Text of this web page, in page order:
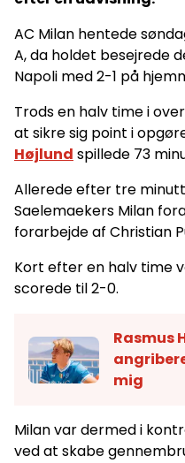
AC Milan hentede
A, da holdet besejrede
Napoli med 2-1 på
Trods en halv time i
at sikre sig point i
Højlund spillede 73
Allerede efter tre
Saelemaekers Milan
forarbejde af Christian
Kort efter en halv time
scorede til 2-0.
Rasmus
mig
Milan var dermed i
ved at skabe